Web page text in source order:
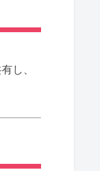
し、